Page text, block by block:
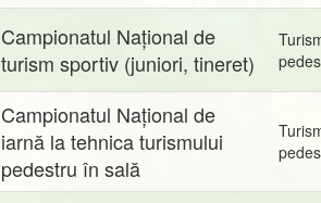
Campionatul Național de
turism sportiv (juniori, tineret)
Campionatul Național de
iarnă la tehnica turismului
pedestru în sală